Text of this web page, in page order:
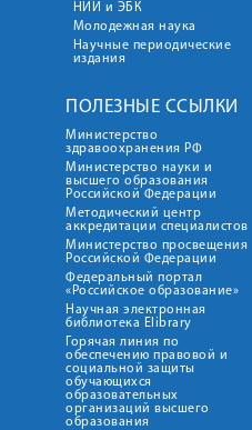
НИИ и ЭБК
Молодежная наука
Научные периодические
издания
ПОЛЕЗНЫЕ ССЫЛКИ
Министерство
здравоохранения РФ
Министерство науки и
высшего образования
Российской Федерации
Методический центр
аккредитации специалистов
Министерство просвещения
Российской Федерации
Федеральный портал
«Российское образование»
Научная электронная
библиотека Elibrary
Горячая линия по
обеспечению правовой и
социальной защиты
обучающихся
образовательных
организаций высшего
образования